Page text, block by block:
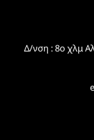
Δ/νση : 8ο χλμ